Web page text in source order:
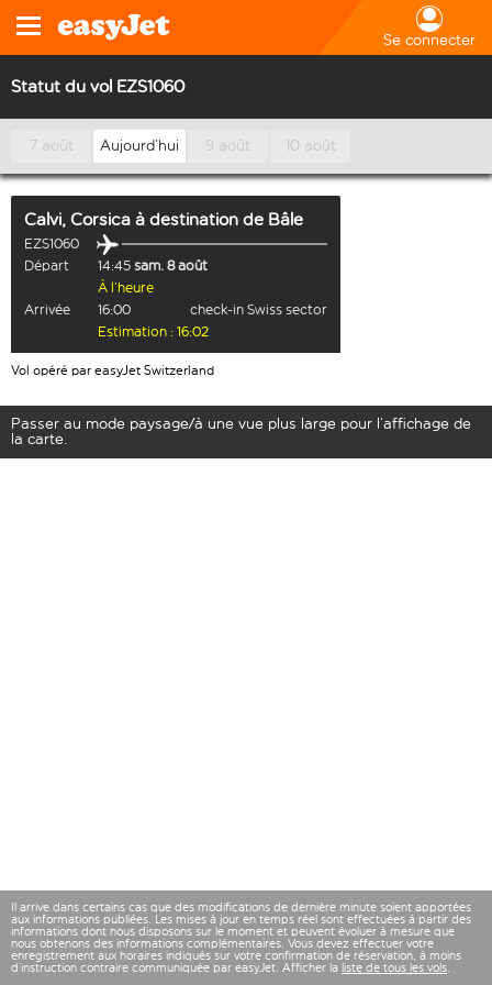
Se connecter
Statut du vol EZS1060
7 août Aujourd’hui 9 août 10 août
Calvi, Corsica à destination de Bâle
EZS1060
Départ
14:45 sam. 8 août
À l’heure
Arrivée
16:00
check-in Swiss sector
Estimation : 16:02
Vol opéré par easyJet Switzerland
Passer au mode paysage/à une vue plus large pour l’affichage de
la carte.
Il arrive dans certains cas que des modifications de dernière minute soient apportées
aux informations publiées. Les mises à jour en temps réel sont effectuées à partir des
informations dont nous disposons sur le moment et peuvent évoluer à mesure que
nous obtenons des informations complémentaires. Vous devez effectuer votre
enregistrement aux horaires indiqués sur votre confirmation de réservation, à moins
d’instruction contraire communiquée par easyJet. Afficher la liste de tous les vols.